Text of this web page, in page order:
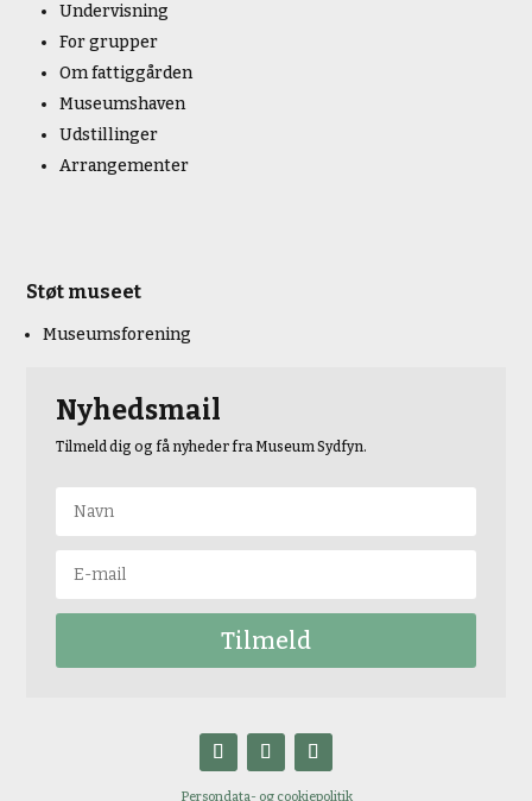
Undervisning
For grupper
Om fattiggården
Museumshaven
Udstillinger
Arrangementer
Støt museet
Museumsforening
Nyhedsmail
Tilmeld dig og få nyheder fra Museum Sydfyn.
Tilmeld
Persondata- og cookiepolitik